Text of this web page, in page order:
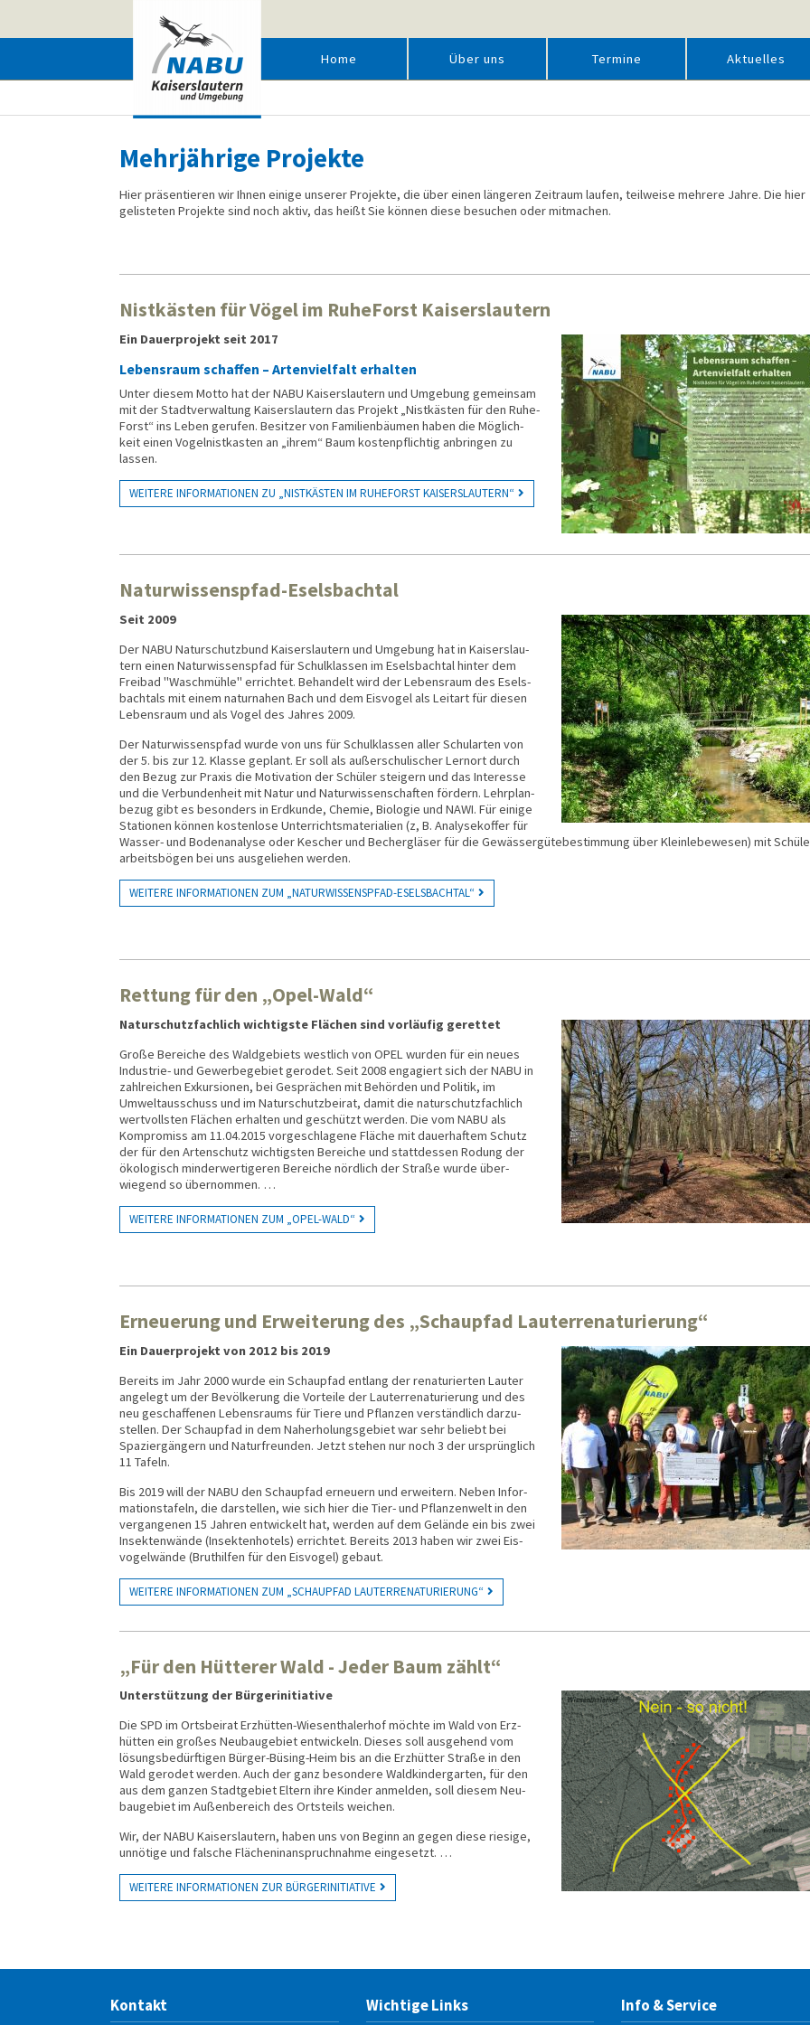
Home Über uns Termine Aktuelles
MEHR­JÄHRI­GE PRO­JEKTE
Mehrjährige Projekte
Hier präsentieren wir Ihnen einige unserer Projekte, die über einen längeren Zeitraum laufen, teilweise mehrere Jahre. Die hier
gelisteten Projekte sind noch aktiv, das heißt Sie können diese besuchen oder mitmachen.
Nistkästen für Vögel im RuheForst Kaiserslautern
Ein Dauerprojekt seit 2017
Lebensraum schaffen – Artenvielfalt erhalten
Unter diesem Motto hat der NABU Kaisers­lautern und Um­ge­bung ge­mein­sam
mit der Stadt­ver­wal­tung Kai­sers­lau­tern das Pro­jekt „Nist­kästen für den Ruhe­
Forst“ ins Leben ge­ru­fen. Besitzer von Fami­lien­bäumen haben die Mög­lich­
keit einen Vogel­nist­kas­ten an „ihrem“ Baum kosten­pflich­tig an­bringen zu
lassen.
WEITERE INFORMATIONEN ZU „NISTKÄSTEN IM RUHEFORST KAISERSLAUTERN“
Naturwissenspfad-Eselsbachtal
Seit 2009
Der NABU Naturschutzbund Kaisers­lau­tern und Um­ge­bung hat in Kai­sers­lau­
tern einen Natur­wissens­pfad für Schul­klas­sen im Esels­bach­tal hinter dem
Frei­bad "Wasch­mühle" er­rich­tet. Behan­delt wird der Lebens­raum des Esels­
bach­tals mit einem natur­nahen Bach und dem Eis­vogel als Leit­art für diesen
Lebens­raum und als Vogel des Jahres 2009.
Der Naturwissenspfad wurde von uns für Schul­klassen aller Schularten von
der 5. bis zur 12. Klasse geplant. Er soll als außer­schuli­scher Lern­ort durch
den Bezug zur Praxis die Moti­va­tion der Schüler steigern und das Inte­resse
und die Ver­bunden­heit mit Natur und Natur­wissen­schaften fördern. Lehr­plan­
be­zug gibt es be­son­ders in Erd­kunde, Chemie, Biologie und NAWI. Für einige
Sta­tio­nen kön­nen kosten­lose Unter­richts­material­ien (z, B. Ana­lyse­koffer für
Wasser- und Boden­ana­lyse oder Kescher und Becher­gläser für die Ge­wässer­güte­be­stim­mung über Klein­lebe­wesen) mit
arbeits­bögen bei uns aus­ge­liehen werden.
WEITERE INFORMATIONEN ZUM „NATURWISSENSPFAD-ESELSBACHTAL“
Rettung für den „Opel-Wald“
Naturschutzfachlich wichtigste Flächen sind vorläufig gerettet
Große Bereiche des Waldgebiets westlich von OPEL wurden für ein neues
Industrie- und Gewerbegebiet gerodet. Seit 2008 engagiert sich der NABU in
zahlreichen Exkursionen, bei Gesprächen mit Behörden und Politik, im
Umwelt­ausschuss und im Naturschutzbeirat, damit die naturschutzfachlich
wertvollsten Flächen erhalten und geschützt werden. Die vom NABU als
Kompromiss am 11.04.2015 vorgeschlagene Fläche mit dauerhaftem Schutz
der für den Artenschutz wichtigsten Bereiche und stattdessen Rodung der
ökologisch minder­wertigeren Bereiche nördlich der Straße wurde über­
wiegend so übernommen. …
WEITERE INFORMATIONEN ZUM „OPEL-WALD“
Erneuerung und Erweiterung des „Schaupfad Lauterrenaturierung“
Ein Dauerprojekt von 2012 bis 2019
Bereits im Jahr 2000 wurde ein Schau­pfad ent­lang der re­natu­rier­ten Lau­ter
an­gelegt um der Bevöl­ke­rung die Vor­teile der Lauter­re­natu­rie­rung und des
neu geschaf­fenen Lebens­raums für Tiere und Pflan­zen ver­ständ­lich dar­zu­
stellen. Der Schau­pfad in dem Nah­erho­lungs­gebiet war sehr be­liebt bei
Spazier­gän­gern und Natur­freun­den. Jetzt stehen nur noch 3 der ur­sprüng­lich
11 Tafeln.
Bis 2019 will der NABU den Schau­pfad erneuern und er­weitern. Neben Infor­
mations­tafeln, die dar­stellen, wie sich hier die Tier- und Pflan­zen­welt in den
ver­gangenen 15 Jahren ent­wickelt hat, werden auf dem Ge­län­de ein bis zwei
Insekten­wände (Insekten­hotels) errichtet. Bereits 2013 haben wir zwei Eis­
vogel­wände (Brut­hilfen für den Eisvogel) gebaut.
WEITERE INFORMATIONEN ZUM „SCHAUPFAD LAUTERRENATURIERUNG“
„Für den Hütterer Wald - Jeder Baum zählt“
Unterstützung der Bürgerinitiative
Die SPD im Ortsbeirat Erzhütten-Wiesen­thaler­hof möchte im Wald von Erz­
hütten ein großes Neu­bau­gebiet ent­wickeln. Dieses soll aus­gehend vom
lösungs­bedürf­tigen Bürger-Büsing-Heim bis an die Erz­hütter Straße in den
Wald gerodet werden. Auch der ganz beson­dere Wald­kinder­garten, für den
aus dem ganzen Stadt­gebiet Eltern ihre Kinder an­melden, soll diesem Neu­
bau­gebiet im Außen­bereich des Orts­teils weichen.
Wir, der NABU Kaiserslautern, haben uns von Beginn an gegen diese riesige,
unnötige und falsche Flächen­in­an­spruch­nahme ein­ge­setzt. …
WEITERE INFORMATIONEN ZUR BÜRGERINITIATIVE
Kontakt Wichtige Links Info & Service